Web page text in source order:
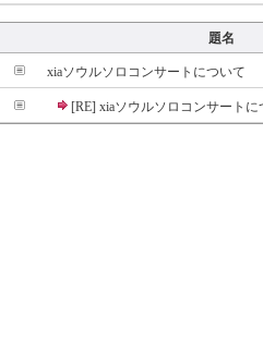
題名
xiaソウルソロコンサートについて
[RE] xiaソウルソロコンサートに